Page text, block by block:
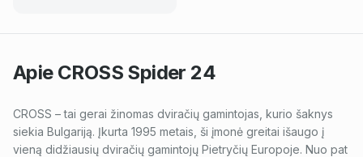
Apie CROSS Spider 24
CROSS – tai gerai žinomas dviračių gamintojas, kurio šaknys
siekia Bulgariją. Įkurta 1995 metais, ši įmonė greitai išaugo į
vieną didžiausių dviračių gamintojų Pietryčių Europoje. Nuo pat